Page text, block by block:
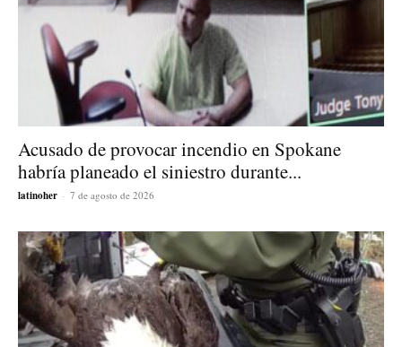
Acusado de provocar incendio en Spokane
habría planeado el siniestro durante...
latinoher - 7 de agosto de 2026